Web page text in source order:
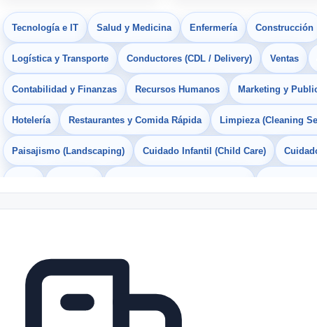
Tecnología e IT Salud y Medicina Enfermería Construcción
Logística y Transporte Conductores (CDL / Delivery) Ventas
Contabilidad y Finanzas Recursos Humanos Marketing y
Hotelería Restaurantes y Comida Rápida Limpieza (Cleaning
Paisajismo (Landscaping) Cuidado Infantil (Child Care)
Freelance Prácticas (Internships) Empleos para Estudiantes
Telecomunicaciones